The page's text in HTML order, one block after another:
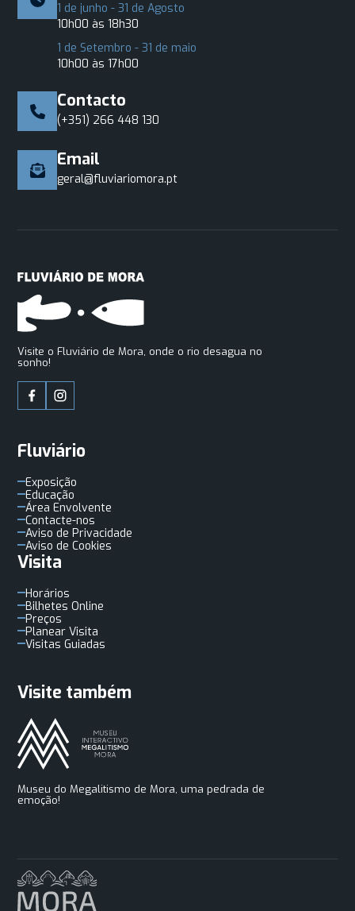
1 de junho - 31 de Agosto
10h00 às 18h30
1 de Setembro - 31 de maio
10h00 às 17h00
Contacto
(+351) 266 448 130
Email
geral@fluviariomora.pt
Visite o Fluviário de Mora, onde o rio desagua no
sonho!
Fluviário
Exposição
Educação
Área Envolvente
Contacte-nos
Aviso de Privacidade
Aviso de Cookies
Visita
Horários
Bilhetes Online
Preços
Planear Visita
Visitas Guiadas
Visite também
Museu do Megalitismo de Mora, uma pedrada de
emoção!